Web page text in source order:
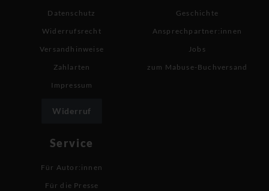
Datenschutz
Widerrufsrecht
Versandhinweise
Zahlarten
Impressum
Widerruf
Geschichte
Ansprechpartner:innen
Jobs
zum Mabuse-Buchversand
Service
Für Autor:innen
Für die Presse